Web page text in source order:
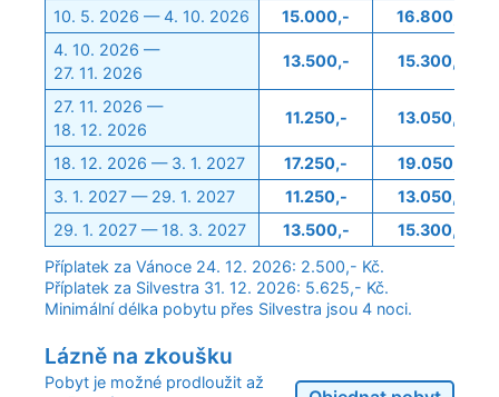
10. 5. 2026 — 4. 10. 2026 15.000,-
16.800,-
4. 10. 2026 —
27. 11. 2026
13.500,- 15.300,-
27. 11. 2026 —
18. 12. 2026
11.250,- 13.050,-
18. 12. 2026 — 3. 1. 2027 17.250,-
19.050,-
3. 1. 2027 — 29. 1. 2027
11.250,-
13.050,-
29. 1. 2027 — 18. 3. 2027
13.500,-
15.300,-
Příplatek za Vánoce 24. 12. 2026: 2.500,- Kč.
Příplatek za Silvestra 31. 12. 2026: 5.625,- Kč.
Minimální délka pobytu přes Silvestra jsou 4 noci.
Lázně na zkoušku
Pobyt je možné prodloužit až